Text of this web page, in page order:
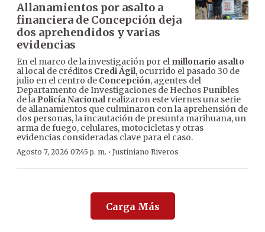
Allanamientos por asalto a
financiera de Concepción deja
dos aprehendidos y varias
evidencias
En el marco de la investigación por el millonario asalto
al local de créditos Credi Ágil, ocurrido el pasado 30 de
julio en el centro de Concepción, agentes del
Departamento de Investigaciones de Hechos Punibles
de la Policía Nacionalrealizaron este viernes una serie
de allanamientos que culminaron con la aprehensión de
dos personas, la incautación de presunta marihuana, un
arma de fuego, celulares, motocicletas y otras
evidencias consideradas clave para el caso.
Agosto 7, 2026 07:45 p. m. · Justiniano Riveros
Carga Más